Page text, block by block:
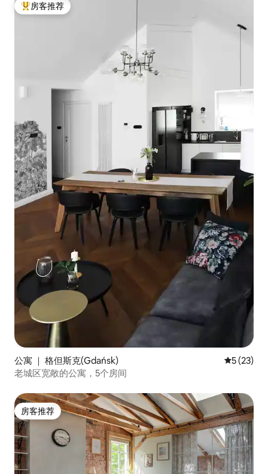
热门「房客推荐」
房客推荐
公寓 ｜ 格但斯克(Gdańsk) 平均评分
5 (23)
老城区宽敞的公寓，5个房间
房客推荐
房客推荐